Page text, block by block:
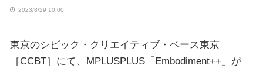
2023/8/29 10:00
東京のシビック・クリエイティブ・ベース東京
［CCBT］にて、MPLUSPLUS「Embodiment++」が